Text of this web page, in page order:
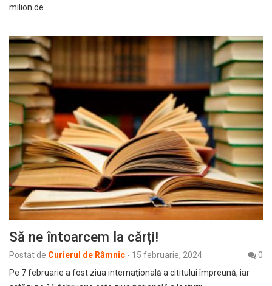
milion de…
Să ne întoarcem la cărți!
Postat de Curierul de Râmnic - 15 februarie, 2024
0
Pe 7 februarie a fost ziua internațională a cititului împreună, iar